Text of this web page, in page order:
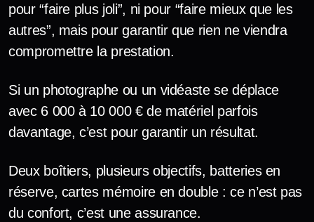
pour “faire plus joli”, ni pour “faire mieux que les
autres”, mais pour garantir que rien ne viendra
compromettre la prestation.
Si un photographe ou un vidéaste se déplace
avec 6 000 à 10 000 € de matériel parfois
davantage, c’est pour garantir un résultat.
Deux boîtiers, plusieurs objectifs, batteries en
réserve, cartes mémoire en double : ce n’est pas
du confort, c’est une assurance.